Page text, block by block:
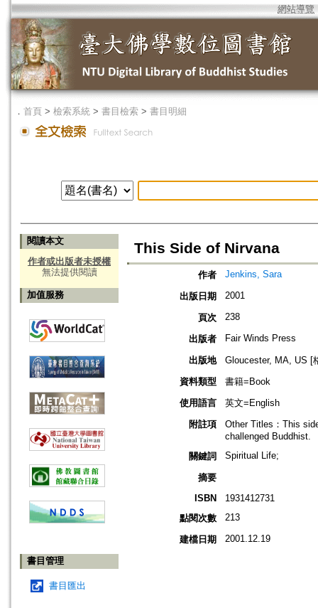
網站導覽
． 首頁 > 檢索系統 > 書目檢索 > 書目明細
閱讀本文
作者或出版者未授權
無法提供閱讀
加值服務
書目管理
書目匯出
This Side of Nirvana
作者 Jenkins, Sara
出版日期 2001
頁次 238
出版者 Fair Winds Press
出版地
Gloucester, MA, US [
資料類型
書籍=Book
使用語言
英文=English
附註項
Other Titles：This
challenged Buddhist.
關鍵詞
Spiritual Life;
摘要
ISBN
1931412731
點閱次數
213
建檔日期 2001.12.19